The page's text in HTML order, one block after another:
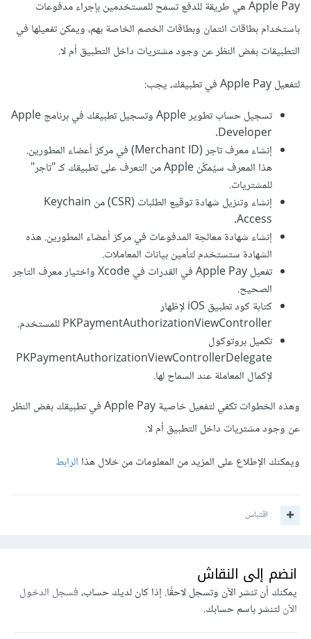
Apple Pay هي طريقة للدفع تسمح للمستخدمين بإجراء مدفوعات
باستخدام بطاقات ائتمان وبطاقات الخصم الخاصة بهم، ويمكن تفعيلها في
التطبيقات بغض النظر عن وجود مشتريات داخل التطبيق أم لا.
لتفعيل Apple Pay في تطبيقك، يجب:
تسجيل حساب تطوير Apple وتسجيل تطبيقك في برنامج Apple
Developer.
إنشاء معرف تاجر (Merchant ID) في مركز أعضاء المطورين.
هذا المعرف سيُمكّن Apple من التعرف على تطبيقك كـ "تاجر"
للمشتريات.
إنشاء وتنزيل شهادة توقيع الطلبات (CSR) من Keychain
Access.
إنشاء شهادة معالجة المدفوعات في مركز أعضاء المطورين. هذه
الشهادة ستستخدم لتأمين بيانات المعاملات.
تفعيل Apple Pay في القدرات في Xcode واختيار معرف التاجر
الصحيح.
كتابة كود تطبيق iOS لإظهار
PKPaymentAuthorizationViewController للمستخدم.
تكميل بروتوكول
PKPaymentAuthorizationViewControllerDelegate
لإكمال المعاملة عند السماح لها.
وهذه الخطوات تكفي لتفعيل خاصية Apple Pay في تطبيقك بغض النظر
عن وجود مشتريات داخل التطبيق أم لا.
ويمكنك الإطلاع على المزيد من المعلومات من خلال هذا الرابط
اقتباس
انضم إلى النقاش
يمكنك أن تنشر الآن وتسجل لاحقًا. إذا كان لديك حساب،فسجل الدخول
الآنلتنشر باسم حسابك.